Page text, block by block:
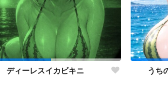
ディーレスイカビキニ うち